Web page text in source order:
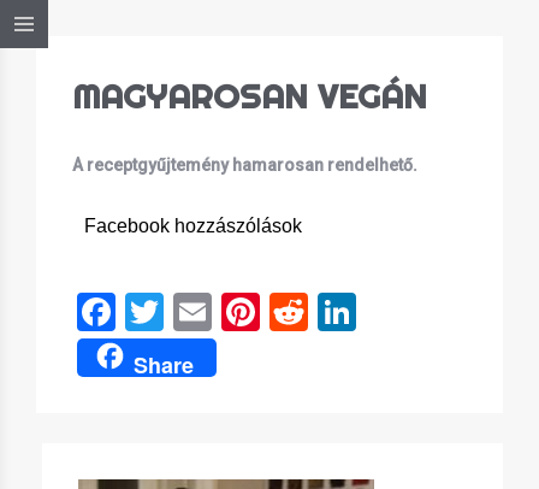
MAGYAROSAN VEGÁN
A receptgyűjtemény hamarosan rendelhető.
Facebook hozzászólások
Facebook
Twitter
EmailPinterest
Reddit
Share